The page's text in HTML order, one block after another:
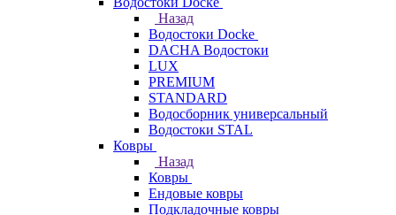
Назад
Водостоки Docke
DACHA Водостоки
LUX
PREMIUM
STANDARD
Водосборник универсальный
Водостоки STAL
Ковры
Назад
Ковры
Ендовые ковры
Подкладочные ковры